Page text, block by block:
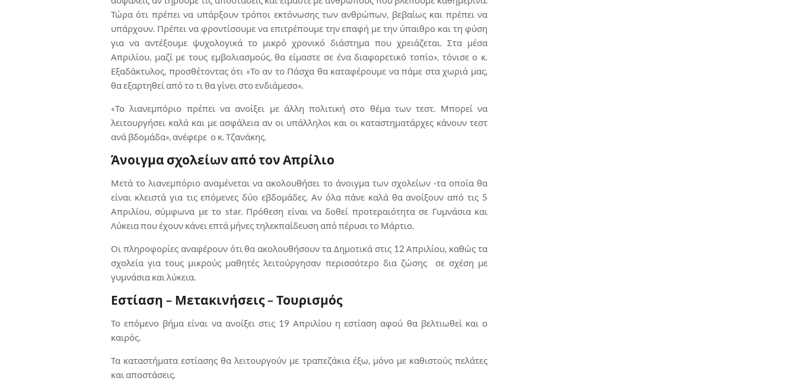
Τώρα ότι πρέπει να υπάρξουν τρόποι εκτόνωσης των ανθρώπων, βεβαίως και πρέπει να
υπάρχουν. Πρέπει να φροντίσουμε να επιτρέπουμε την επαφή με την ύπαιθρο και τη φύση
για να αντέξουμε ψυχολογικά το μικρό χρονικό διάστημα που χρειάζεται. Στα μέσα
Απριλίου, μαζί με τους εμβολιασμούς, θα είμαστε σε ένα διαφορετικό τοπίο», τόνισε ο κ.
Εξαδάκτυλος, προσθέτοντας ότι «Το αν το Πάσχα θα καταφέρουμε να πάμε στα χωριά μας,
θα εξαρτηθεί από το τι θα γίνει στο ενδιάμεσο».
«Το λιανεμπόριο πρέπει να ανοίξει με άλλη πολιτική στο θέμα των τεστ. Μπορεί να
λειτουργήσει καλά και με ασφάλεια αν οι υπάλληλοι και οι καταστηματάρχες κάνουν τεστ
ανά βδομάδα», ανέφερε ο κ. Τζανάκης.
Άνοιγμα σχολείων από τον Απρίλιο
Μετά το λιανεμπόριο αναμένεται να ακολουθήσει το άνοιγμα των σχολείων -τα οποία θα
είναι κλειστά για τις επόμενες δύο εβδομάδες. Αν όλα πάνε καλά θα ανοίξουν από τις 5
Απριλίου, σύμφωνα με το star. Πρόθεση είναι να δοθεί προτεραιότητα σε Γυμνάσια και
Λύκεια που έχουν κάνει επτά μήνες τηλεκπαίδευση από πέρυσι το Μάρτιο.
Οι πληροφορίες αναφέρουν ότι θα ακολουθήσουν τα Δημοτικά στις 12 Απριλίου, καθώς τα
σχολεία για τους μικρούς μαθητές λειτούργησαν περισσότερο δια ζώσης σε σχέση με
γυμνάσια και λύκεια.
Εστίαση – Μετακινήσεις – Τουρισμός
Το επόμενο βήμα είναι να ανοίξει στις 19 Απριλίου η εστίαση αφού θα βελτιωθεί και ο
καιρός.
Τα καταστήματα εστίασης θα λειτουργούν με τραπεζάκια έξω, μόνο με καθιστούς πελάτες
και αποστάσεις.